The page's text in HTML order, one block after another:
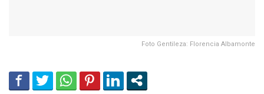
Foto Gentileza: Florencia Albamonte